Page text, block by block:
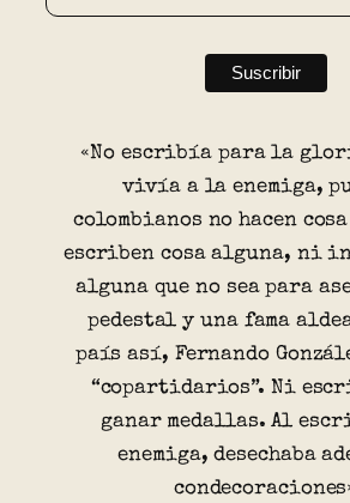
«No escribía para la
vivía a la enemiga,
colombianos no hacen
escriben cosa alguna, ni
alguna que no sea para
pedestal y una fama
país así, Fernando
“copartidarios”. Ni
ganar medallas. Al
enemiga, desechaba